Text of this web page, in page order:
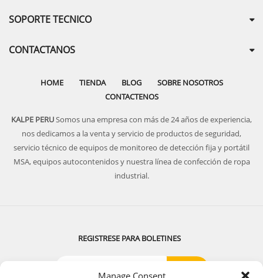
Manage Consent
SOPORTE TECNICO
CONTACTANOS
HOME TIENDA BLOG
SOBRE NOSOTROS
CONTACTENOS
KALPE PERUSomos una empresa con más de 24 años de experiencia,
nos dedicamos a la venta y servicio de productos de seguridad,
servicio técnico de equipos de monitoreo de detección fija y portátil
MSA, equipos autocontenidos y nuestra línea de confección de ropa
industrial.
REGISTRESE PARA BOLETINES